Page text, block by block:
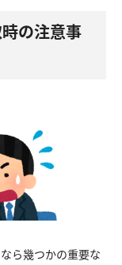
の注意事
ら幾つかの重要な